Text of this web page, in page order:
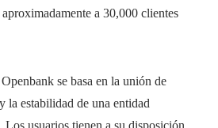
a 30,000 clientes
se basa en la unión de
la estabilidad de una entidad
Los usuarios tienen a su disposición